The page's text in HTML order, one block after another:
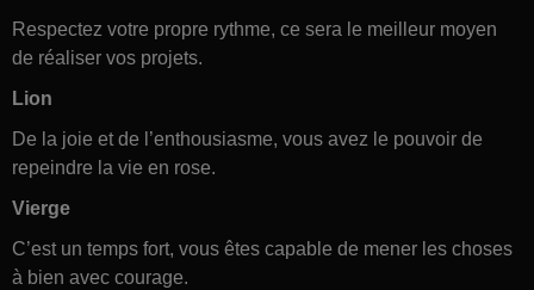
Respectez votre propre rythme, ce sera le meilleur moyen
de réaliser vos projets.
Lion
De la joie et de l’enthousiasme, vous avez le pouvoir de
repeindre la vie en rose.
Vierge
C’est un temps fort, vous êtes capable de mener les choses
à bien avec courage.